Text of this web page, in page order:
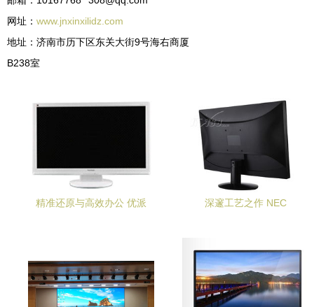
网址： www.jnxinxilidz.com
地址：济南市历下区东关大街9号海右商厦
B238室
精准还原与高效办公 优派
深邃工艺之作 NEC